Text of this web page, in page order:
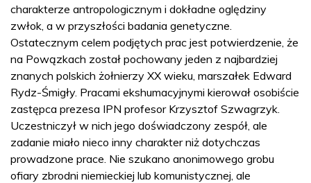
charakterze antropologicznym i dokładne oględziny
zwłok, a w przyszłości badania genetyczne.
Ostatecznym celem podjętych prac jest potwierdzenie, że
na Powązkach został pochowany jeden z najbardziej
znanych polskich żołnierzy XX wieku, marszałek Edward
Rydz-Śmigły. Pracami ekshumacyjnymi kierował osobiście
zastępca prezesa IPN profesor Krzysztof Szwagrzyk.
Uczestniczył w nich jego doświadczony zespół, ale
zadanie miało nieco inny charakter niż dotychczas
prowadzone prace. Nie szukano anonimowego grobu
ofiary zbrodni niemieckiej lub komunistycznej, ale